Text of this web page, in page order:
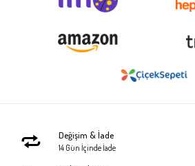
Değişim & İade
14 Gün İçinde İade